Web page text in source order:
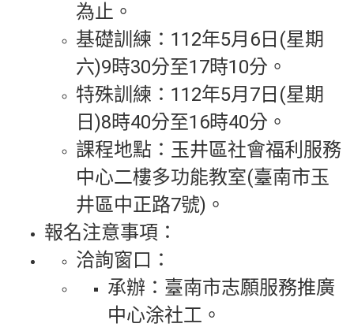
為止。
基礎訓練：112年5月6日(星期
六)9時30分至17時10分。
特殊訓練：112年5月7日(星期
日)8時40分至16時40分。
課程地點：玉井區社會福利服務
中心二樓多功能教室(臺南市玉
井區中正路7號)。
報名注意事項：
洽詢窗口：
承辦：臺南市志願服務推廣
中心涂社工。